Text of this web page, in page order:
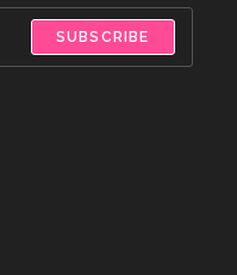
SUBSCRIBE